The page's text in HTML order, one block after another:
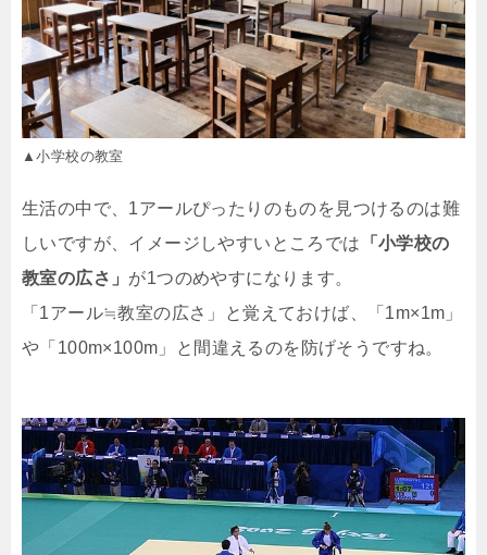
▲小学校の教室
生活の中で、1アールぴったりのものを見つけるのは難
しいですが、イメージしやすいところでは 「小学校の
教室の広さ」 が1つのめやすになります。
「1アール≒教室の広さ」と覚えておけば、「1m×1m」
や「100m×100m」と間違えるのを防げそうですね。